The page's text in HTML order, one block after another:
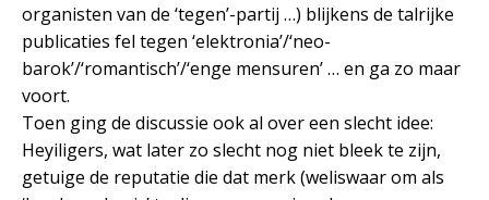
organisten van de ‘tegen’-partij …) blijkens de talrijke
publicaties fel tegen ‘elektronia’/‘neo-
barok’/‘romantisch’/‘enge mensuren’ … en ga zo maar
voort.
Toen ging de discussie ook al over een slecht idee:
Heyiligers, wat later zo slecht nog niet bleek te zijn,
getuige de reputatie die dat merk (weliswaar om als